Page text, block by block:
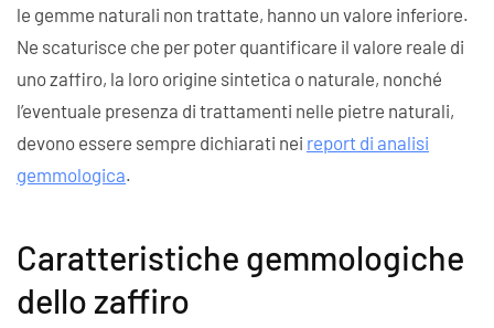
le gemme naturali non trattate, hanno un valore inferiore.
Ne scaturisce che per poter quantificare il valore reale di
uno zaffiro, la loro origine sintetica o naturale, nonché
l’eventuale presenza di trattamenti nelle pietre naturali,
devono essere sempre dichiarati nei report di analisi
gemmologica.
Caratteristiche gemmologiche
dello zaffiro